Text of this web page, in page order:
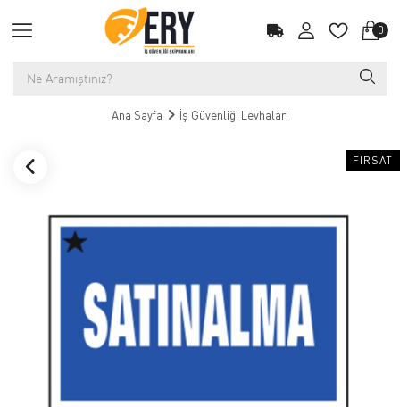
0
Ana Sayfa İş Güvenliği Levhaları
FIRSAT